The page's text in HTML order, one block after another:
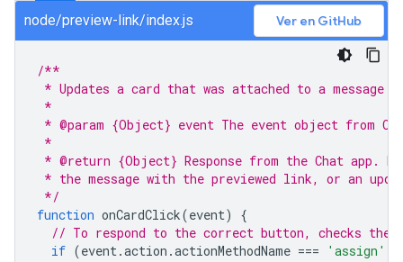
node/preview-link/index.js Ver en GitHub
/**
* Updates a card that was attached to a message
*
* @param {Object} event The event object from
*
* @return {Object} Response from the Chat app.
* the message with the previewed link, or an
*/
function onCardClick(event)
{
// To respond to the correct button, checks the
if (event.action .actionMethodName === 'assign'